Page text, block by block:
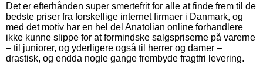
Det er efterhånden super smertefrit for alle at finde frem til de
bedste priser fra forskellige internet firmaer i Danmark, og
med det motiv har en hel del Anatolian online forhandlere
ikke kunne slippe for at formindske salgspriserne på varerne
– til juniorer, og yderligere også til herrer og damer –
drastisk, og endda nogle gange frembyde fragtfri levering.